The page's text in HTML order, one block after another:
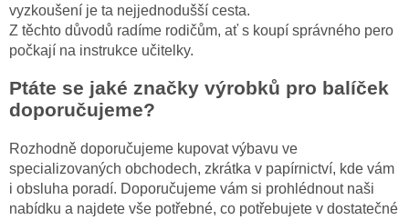
vyzkoušení je ta nejjednodušší cesta.
Z těchto důvodů radíme rodičům, ať s koupí správného pero
počkají na instrukce učitelky.
Ptáte se jaké značky výrobků pro balíček
doporučujeme?
Rozhodně doporučujeme kupovat výbavu ve
specializovaných obchodech, zkrátka v papírnictví, kde vám
i obsluha poradí. Doporučujeme vám si prohlédnout naši
nabídku a najdete vše potřebné, co potřebujete v dostatečné